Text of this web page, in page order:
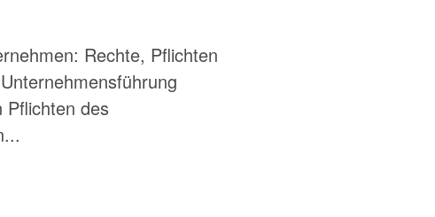
Rechte, Pflichten
Pflichten des